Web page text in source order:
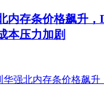
内存条价格飙升，
本压力加剧